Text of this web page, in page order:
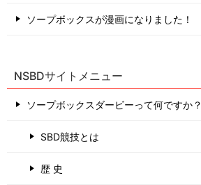
ソープボックスが漫画になりました！
NSBDサイトメニュー
ソープボックスダービーって何ですか？
SBD競技とは
歴 史